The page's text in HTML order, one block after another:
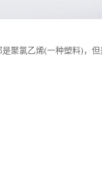
聚氯乙烯(一种塑料)，